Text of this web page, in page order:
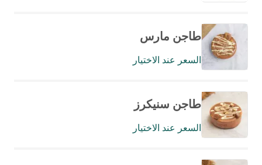
طاجن مارس
السعر عند الاختيار
طاجن سنيكرز
السعر عند الاختيار